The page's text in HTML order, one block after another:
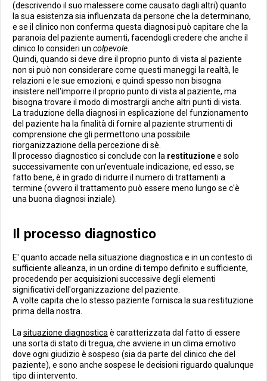
(descrivendo il suo malessere come causato dagli altri) quanto
la sua esistenza sia influenzata da persone che la determinano,
e se il clinico non conferma questa diagnosi può capitare che la
paranoia del paziente aumenti, facendogli credere che anche il
clinico lo consideri un colpevole
Quindi, quando si deve dire il proprio punto di vista al paziente
non si può non considerare come questi maneggi la realtà, le
relazioni e le sue emozioni, e quindi spesso non bisogna
insistere nell'imporre il proprio punto di vista al paziente, ma
bisogna trovare il modo di mostrargli anche altri punti di vista.
La traduzione della diagnosi in esplicazione del funzionamento
del paziente ha la finalità di fornire al paziente strumenti di
comprensione che gli permettono una possibile
riorganizzazione della percezione di sè.
Il processo diagnostico si conclude con la restituzionee solo
successivamente con un'eventuale indicazione, ed esso, se
fatto bene, è in grado di ridurre il numero di trattamenti a
termine (ovvero il trattamento può essere meno lungo se c'è
una buona diagnosi inziale).
Il processo diagnostico
E' quanto accade nella situazione diagnostica e in un contesto di
sufficiente alleanza, in un ordine di tempo definito e sufficiente,
procedendo per acquisizioni successive degli elementi
significativi dell'organizzazione del paziente.
A volte capita che lo stesso paziente fornisca la sua restituzione
prima della nostra.
La situazione diagnostica è caratterizzata dal fatto di essere
una sorta di stato di tregua, che avviene in un clima emotivo
dove ogni giudizio è sospeso (sia da parte del clinico che del
paziente), e sono anche sospese le decisioni riguardo qualunque
tipo di intervento.